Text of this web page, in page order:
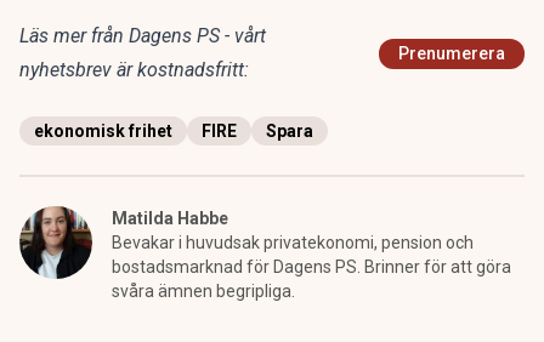
Läs mer från Dagens PS - vårt
nyhetsbrev är kostnadsfritt:
Prenumerera
ekonomisk frihet FIRE Spara
Matilda Habbe
Bevakar i huvudsak privatekonomi, pension och
bostadsmarknad för Dagens PS. Brinner för att göra
svåra ämnen begripliga.